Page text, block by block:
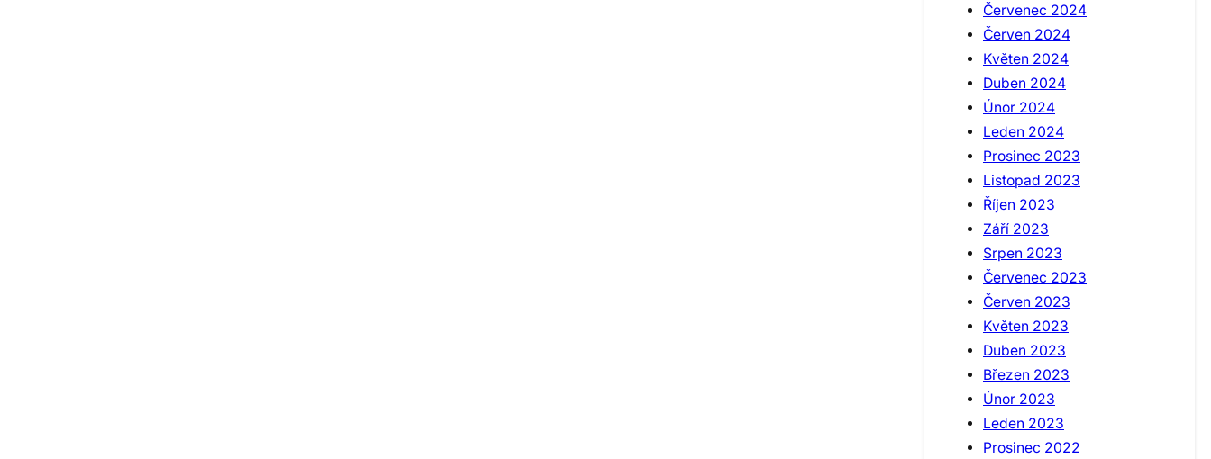
Červenec 2024
Červen 2024
Květen 2024
Duben 2024
Únor 2024
Leden 2024
Prosinec 2023
Listopad 2023
Říjen 2023
Září 2023
Srpen 2023
Červenec 2023
Červen 2023
Květen 2023
Duben 2023
Březen 2023
Únor 2023
Leden 2023
Prosinec 2022